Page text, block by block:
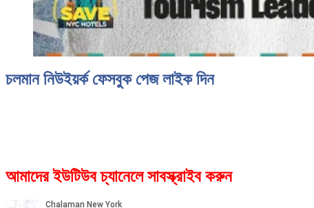
চলমান নিউইয়র্ক ফেসবুক পেজ লাইক দিন
আমাদের ইউটিউব চ্যানেলে সাবস্ক্রাইব করুন